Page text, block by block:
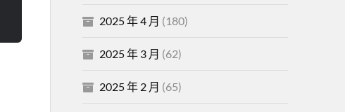
2025 年 4 月 (180)
2025 年 3 月 (62)
2025 年 2 月 (65)